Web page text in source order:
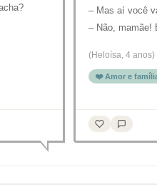
– Mas aí você
– Não, mamãe!
(Heloísa, 4 anos)
❤️ Amor e